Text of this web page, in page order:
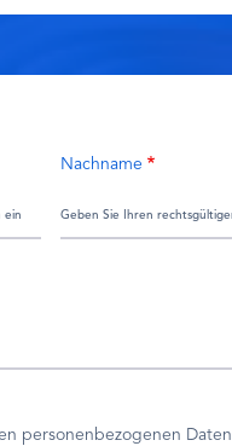
Nachname
personenbezogenen Daten